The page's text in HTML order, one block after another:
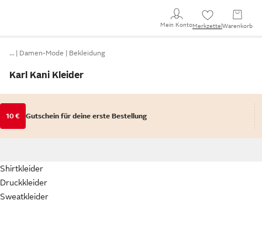
Mein KontoMerkzettel Warenkorb
… Damen-Mode Bekleidung
Karl Kani Kleider
10 € Gutschein für deine erste Bestellung
Shirtkleider
Druckkleider
Sweatkleider